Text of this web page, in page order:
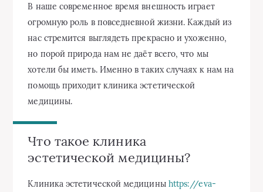
В наше современное время внешность играет
огромную роль в повседневной жизни. Каждый из
нас стремится выглядеть прекрасно и ухоженно,
но порой природа нам не даёт всего, что мы
хотели бы иметь. Именно в таких случаях к нам на
помощь приходит клиника эстетической
медицины.
Что такое клиника
эстетической медицины?
Клиника эстетической медицины https://eva-